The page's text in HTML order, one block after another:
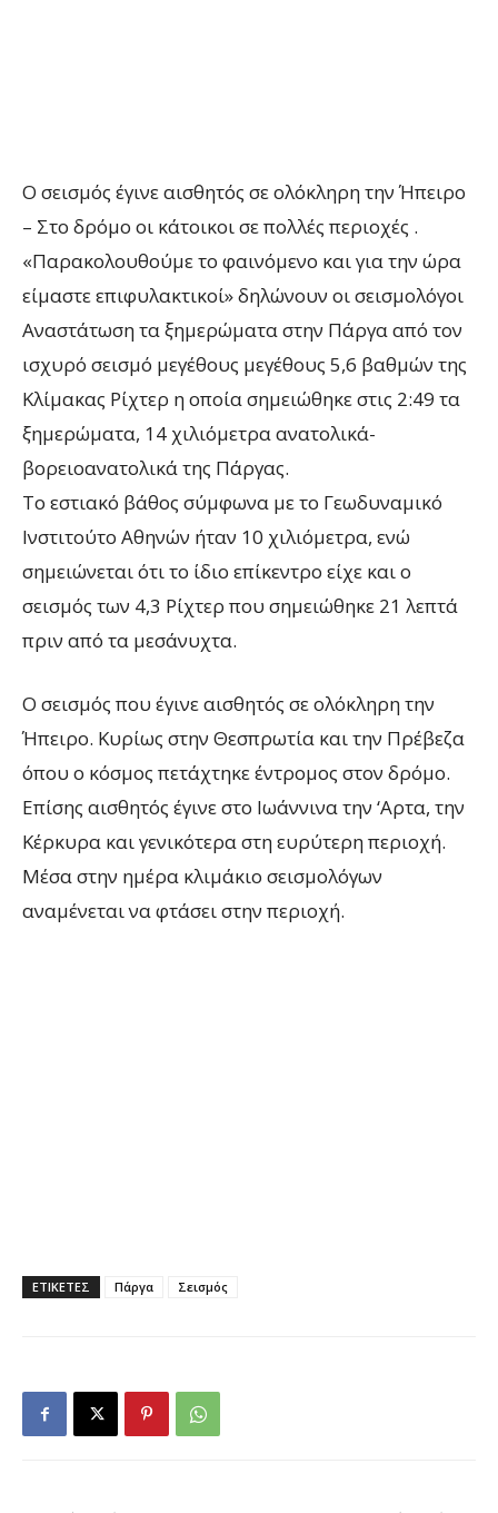
Ο σεισμός έγινε αισθητός σε ολόκληρη την Ήπειρο
– Στο δρόμο οι κάτοικοι σε πολλές περιοχές .
«Παρακολουθούμε το φαινόμενο και για την ώρα
είμαστε επιφυλακτικοί» δηλώνουν οι σεισμολόγοι
Αναστάτωση τα ξημερώματα στην Πάργα από τον
ισχυρό σεισμό μεγέθους μεγέθους 5,6 βαθμών της
Κλίμακας Ρίχτερ η οποία σημειώθηκε στις 2:49 τα
ξημερώματα, 14 χιλιόμετρα ανατολικά-
βορειοανατολικά της Πάργας.
Το εστιακό βάθος σύμφωνα με το Γεωδυναμικό
Ινστιτούτο Αθηνών ήταν 10 χιλιόμετρα, ενώ
σημειώνεται ότι το ίδιο επίκεντρο είχε και ο
σεισμός των 4,3 Ρίχτερ που σημειώθηκε 21 λεπτά
πριν από τα μεσάνυχτα.
Ο σεισμός που έγινε αισθητός σε ολόκληρη την
Ήπειρο. Κυρίως στην Θεσπρωτία και την Πρέβεζα
όπου ο κόσμος πετάχτηκε έντρομος στον δρόμο.
Επίσης αισθητός έγινε στο Ιωάννινα την ‘Αρτα, την
Κέρκυρα και γενικότερα στη ευρύτερη περιοχή.
Μέσα στην ημέρα κλιμάκιο σεισμολόγων
αναμένεται να φτάσει στην περιοχή.
ΕΤΙΚΕΤΕΣ Πάργα Σεισμός